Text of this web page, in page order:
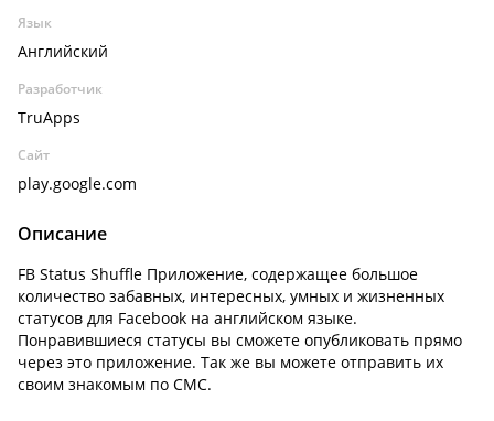
Язык
Английский
Разработчик
TruApps
Сайт
play.google.com
Описание
FB Status Shuffle Приложение, содержащее большое
количество забавных, интересных, умных и жизненных
статусов для Facebook на английском языке.
Понравившиеся статусы вы сможете опубликовать прямо
через это приложение. Так же вы можете отправить их
своим знакомым по СМС.